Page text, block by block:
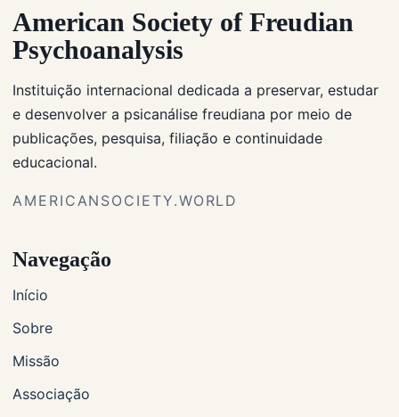
American Society of Freudian
Psychoanalysis
Instituição internacional dedicada a preservar, estudar
e desenvolver a psicanálise freudiana por meio de
publicações, pesquisa, filiação e continuidade
educacional.
AMERICANSOCIETY.WORLD
Navegação
Início
Sobre
Missão
Associação